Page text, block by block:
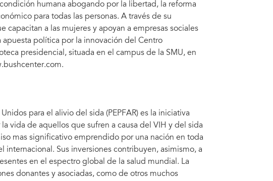
humana abogando por la libertad, la reforma
para todas las personas. A través de su
a las mujeres y apoyan a empresas sociales
política por la innovación del Centro
presidencial, situada en el campus de la SMU, en
para el alivio del sida (PEPFAR) es la iniciativa
vida de aquellos que sufren a causa del VIH y del sida
mas significativo emprendido por una nación en toda
internacional. Sus inversiones contribuyen, asimismo, a
en el espectro global de la salud mundial. La
donantes y asociadas, como de otros muchos